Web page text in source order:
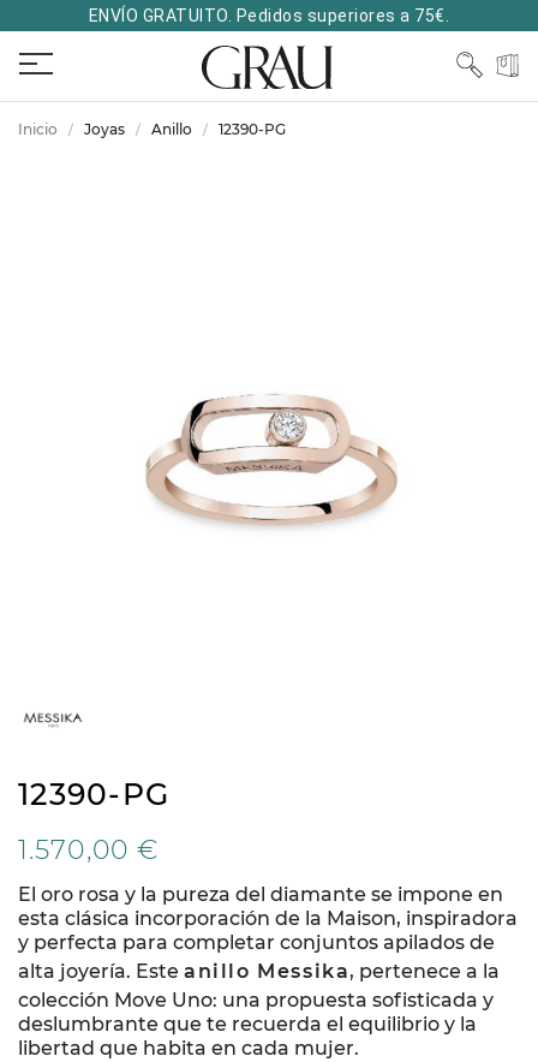
ENVÍO GRATUITO. Pedidos superiores a 75€.
Inicio Joyas Anillo 12390-PG
12390-PG
1.570,00 €
El oro rosa y la pureza del diamante se impone en
esta clásica incorporación de la Maison, inspiradora
y perfecta para completar conjuntos apilados de
alta joyería. Este anillo Messika, pertenece a la
colección Move Uno: una propuesta sofisticada y
deslumbrante que te recuerda el equilibrio y la
libertad que habita en cada mujer.